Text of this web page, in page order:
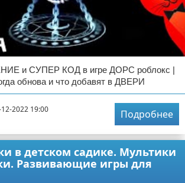
и СУПЕР КОД в игре ДОРС роблокс |
обнова и что добавят в ДВЕРИ
2022 19:00
Подробнее
в детском садике. Мультики
Развивающие игры для